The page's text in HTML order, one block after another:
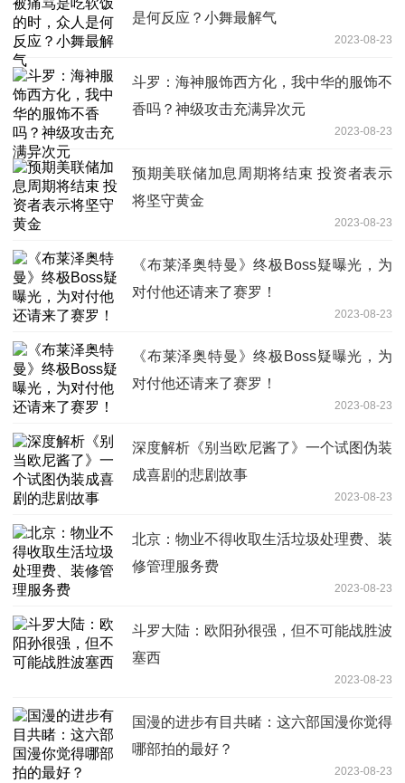
是何反应？小舞最解气
2023-08-23
斗罗：海神服饰西方化，我中华的服饰不
香吗？神级攻击充满异次元
2023-08-23
预期美联储加息周期将结束 投资者表示
将坚守黄金
2023-08-23
《布莱泽奥特曼》终极Boss疑曝光，为
对付他还请来了赛罗！
2023-08-23
《布莱泽奥特曼》终极Boss疑曝光，为
对付他还请来了赛罗！
2023-08-23
深度解析《别当欧尼酱了》一个试图伪装
成喜剧的悲剧故事
2023-08-23
北京：物业不得收取生活垃圾处理费、装
修管理服务费
2023-08-23
斗罗大陆：欧阳孙很强，但不可能战胜波
塞西
2023-08-23
国漫的进步有目共睹：这六部国漫你觉得
哪部拍的最好？
2023-08-23